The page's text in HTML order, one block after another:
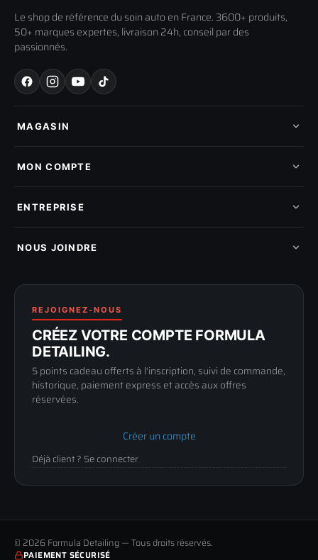
Le shop de référence du soin auto en France. 3600+ produits,
50+ marques expertes, livraison 24h, conseil par des
passionnés.
MAGASIN
Nos marques
Pads de polissage
Pièces détachées
MON COMPTE
Mes tickets SAV
Mon parrainage
Programme fidelite
ENTREPRISE
Compte pro
Politique de retour
Conditions générales
Mentions légales
Confidentialité
NOUS JOINDRE
89100 SENS
03 73 61 02 02
Lun-Ven
9h-12h / 14h-17h
REJOIGNEZ-NOUS
CRÉEZ VOTRE COMPTE FORMULA
DETAILING.
5 points cadeau offerts à l'inscription, suivi de commande,
historique, paiement express et accès aux offres
réservées.
Créer un compte
Déjà client ? Se connecter
PAIEMENT SÉCURISÉ
© 2026 Formula Detailing — Tous droits réservés.